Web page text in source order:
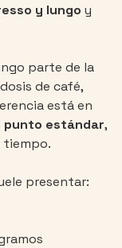
y lungo y
parte de la
de café,
está en
punto estándar,
tiempo.
presentar: